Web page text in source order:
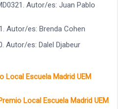
Autor/es: Juan Pablo
Autor/es: Brenda Cohen
Autor/es: Dalel Djabeur
Local Escuela Madrid UEM
Local Escuela Madrid UEM